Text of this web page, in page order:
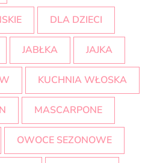
DLA DZIECI
JABŁKA JAJKA
KUCHNIA WŁOSKA
MASCARPONE
OWOCE SEZONOWE